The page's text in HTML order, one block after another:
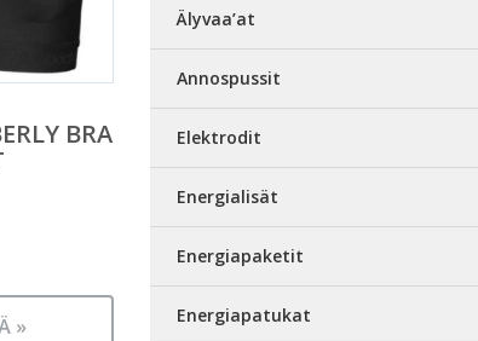
BRA
»
Älyvaa’at
Annospussit
Elektrodit
Energialisät
Energiapaketit
Energiapatukat